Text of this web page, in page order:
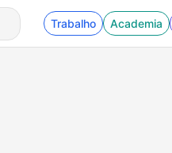
Trabalho Academia